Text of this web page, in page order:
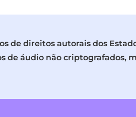
de direitos autorais dos
de áudio não criptografados,